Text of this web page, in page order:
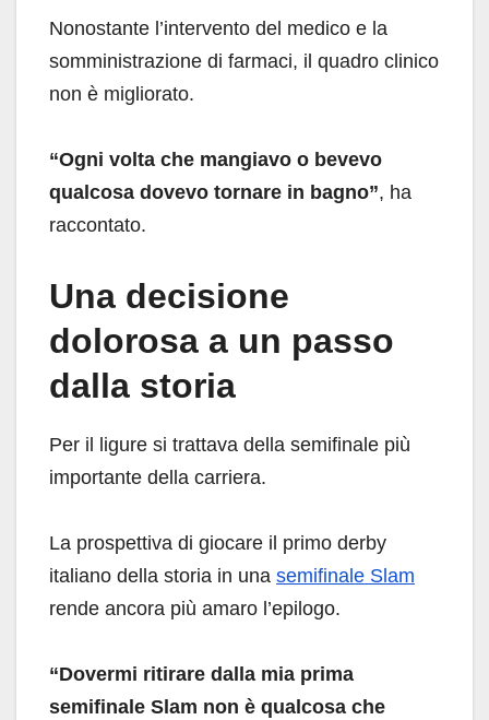
Nonostante l’intervento del medico e la
somministrazione di farmaci, il quadro clinico
non è migliorato.
“Ogni volta che mangiavo o bevevo
qualcosa dovevo tornare in bagno”, ha
raccontato.
Una decisione
dolorosa a un passo
dalla storia
Per il ligure si trattava della semifinale più
importante della carriera.
La prospettiva di giocare il primo derby
italiano della storia in una semifinale Slam
rende ancora più amaro l’epilogo.
“Dovermi ritirare dalla mia prima
semifinale Slam non è qualcosa che